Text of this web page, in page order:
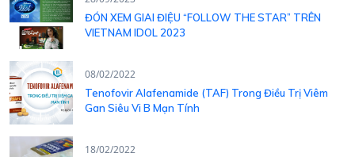
ĐÓN XEM GIAI ĐIỆU “FOLLOW THE STAR” TRÊN
VIETNAM IDOL 2023
08/02/2022
Tenofovir Alafenamide (TAF) Trong Điều Trị Viêm
Gan Siêu Vi B Mạn Tính
18/02/2022